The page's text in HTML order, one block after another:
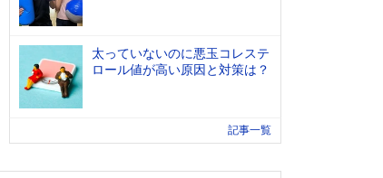
太っていないのに悪玉コレステ
ロール値が高い原因と対策は？
記事一覧